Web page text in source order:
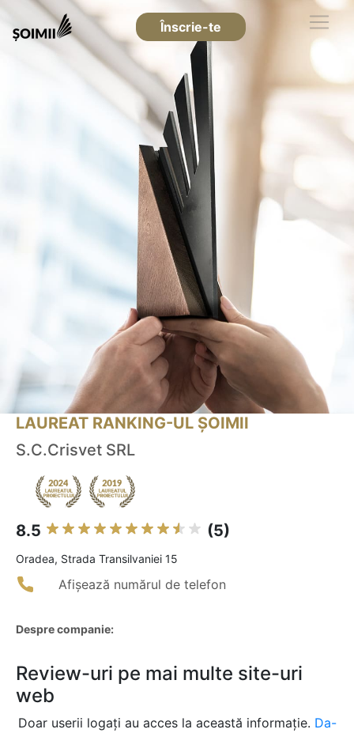
Înscrie-te
LAUREAT RANKING-UL ȘOIMII
S.C.Crisvet SRL
8.5 (5)
Oradea, Strada Transilvaniei 15
Afișează numărul de telefon
Despre companie:
Review-uri pe mai multe site-uri
web
Doar userii logați au acces la această informație. Da-